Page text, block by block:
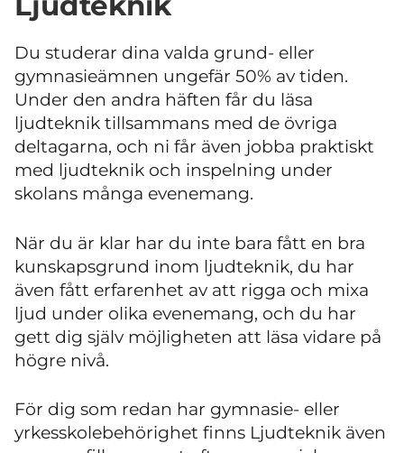
Du studerar dina valda grund- eller
gymnasieämnen ungefär 50% av tiden.
Under den andra häften får du läsa
ljudteknik tillsammans med de övriga
deltagarna, och ni får även jobba praktiskt
med ljudteknik och inspelning under
skolans många evenemang.
När du är klar har du inte bara fått en bra
kunskapsgrund inom ljudteknik, du har
även fått erfarenhet av att rigga och mixa
ljud under olika evenemang, och du har
gett dig själv möjligheten att läsa vidare på
högre nivå.
För dig som redan har gymnasie- eller
yrkesskolebehörighet finns Ljudteknik även